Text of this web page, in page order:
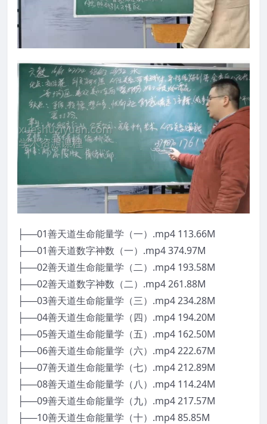
├──01善天道生命能量学（一）.mp4 113.66M
├──01善天道数字神数（一）.mp4 374.97M
├──02善天道生命能量学（二）.mp4 193.58M
├──02善天道数字神数（二）.mp4 261.88M
├──03善天道生命能量学（三）.mp4 234.28M
├──04善天道生命能量学（四）.mp4 194.20M
├──05善天道生命能量学（五）.mp4 162.50M
├──06善天道生命能量学（六）.mp4 222.67M
├──07善天道生命能量学（七）.mp4 212.89M
├──08善天道生命能量学（八）.mp4 114.24M
├──09善天道生命能量学（九）.mp4 217.57M
├──10善天道生命能量学（十）.mp4 85.85M